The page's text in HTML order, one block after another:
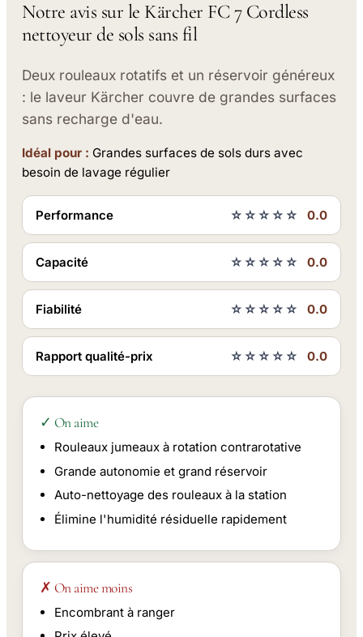
Notre avis sur le Kärcher FC 7 Cordless
nettoyeur de sols sans fil
Deux rouleaux rotatifs et un réservoir généreux
: le laveur Kärcher couvre de grandes surfaces
sans recharge d'eau.
Idéal pour : Grandes surfaces de sols durs avec
besoin de lavage régulier
Performance ☆☆☆☆☆ 0.0
Capacité ☆☆☆☆☆ 0.0
Fiabilité ☆☆☆☆☆ 0.0
Rapport qualité-prix ☆☆☆☆☆ 0.0
✓ On aime
Rouleaux jumeaux à rotation contrarotative
Grande autonomie et grand réservoir
Auto-nettoyage des rouleaux à la station
Élimine l'humidité résiduelle rapidement
✗ On aime moins
Encombrant à ranger